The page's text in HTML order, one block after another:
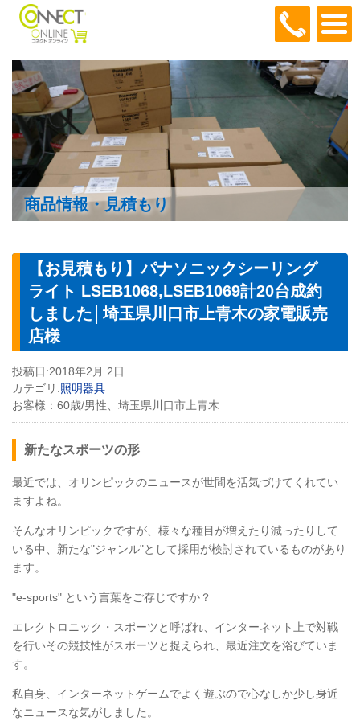
048-
商品情報・見積もり
【お見積もり】パナソニックシーリング
ライト LSEB1068,LSEB1069計20台成約
しました│埼玉県川口市上青木の家電販売
店様
投稿日:2018年2月 2日
カテゴリ:照明器具
お客様： 60歳/男性、埼玉県川口市上青木
新たなスポーツの形
最近では、オリンピックのニュースが世間を活気づけてくれてい
ますよね。
そんなオリンピックですが、様々な種目が増えたり減ったりして
いる中、新たな"ジャンル"として採用が検討されているものがあり
ます。
"e-sports" という言葉をご存じですか？
エレクトロニック・スポーツと呼ばれ、インターネット上で対戦
を行いその競技性がスポーツと捉えられ、最近注文を浴びていま
す。
私自身、インターネットゲームでよく遊ぶので心なしか少し身近
なニュースな気がしました。